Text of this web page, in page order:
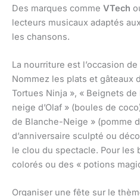
Des marques comme VTech
lecteurs musicaux adaptés
les chansons.
La nourriture est l’occasion
Nommez les plats et gâteaux
Tortues Ninja », « Beignets
neige d’Olaf » (boules de
de Blanche-Neige » (pomme
d’anniversaire sculpté ou
le clou du spectacle. Pour les
colorés ou des « potions
Organiser une fête sur le